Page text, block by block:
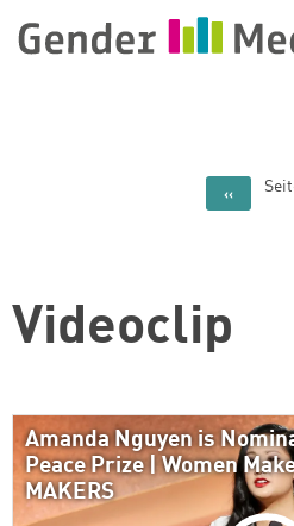
Vorherige
‹‹
Videoclip
Amanda Nguyen is
Peace Prize | Women
MAKERS